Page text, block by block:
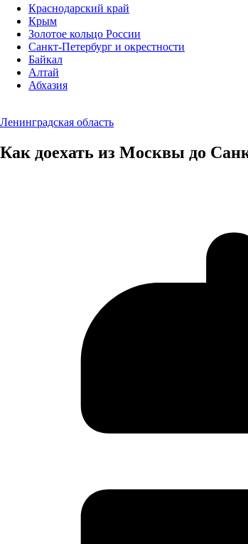
Краснодарский край
Крым
Золотое кольцо России
Санкт-Петербург и окрестности
Байкал
Алтай
Абхазия
Ленинградская область
Как доехать из Москвы до